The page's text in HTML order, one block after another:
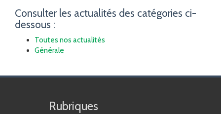
Consulter les actualités des catégories ci-
dessous :
Toutes nos actualités
Générale
Rubriques